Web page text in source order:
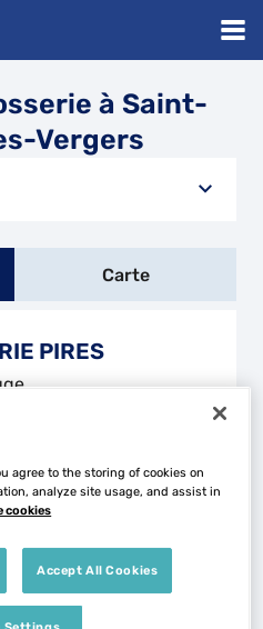
à Saint-
Vergers
Carte
PIRES
Voir plus
villes à proximité
agree to the storing of cookies on
analyze site usage, and assist in
cookies
Accept All Cookies